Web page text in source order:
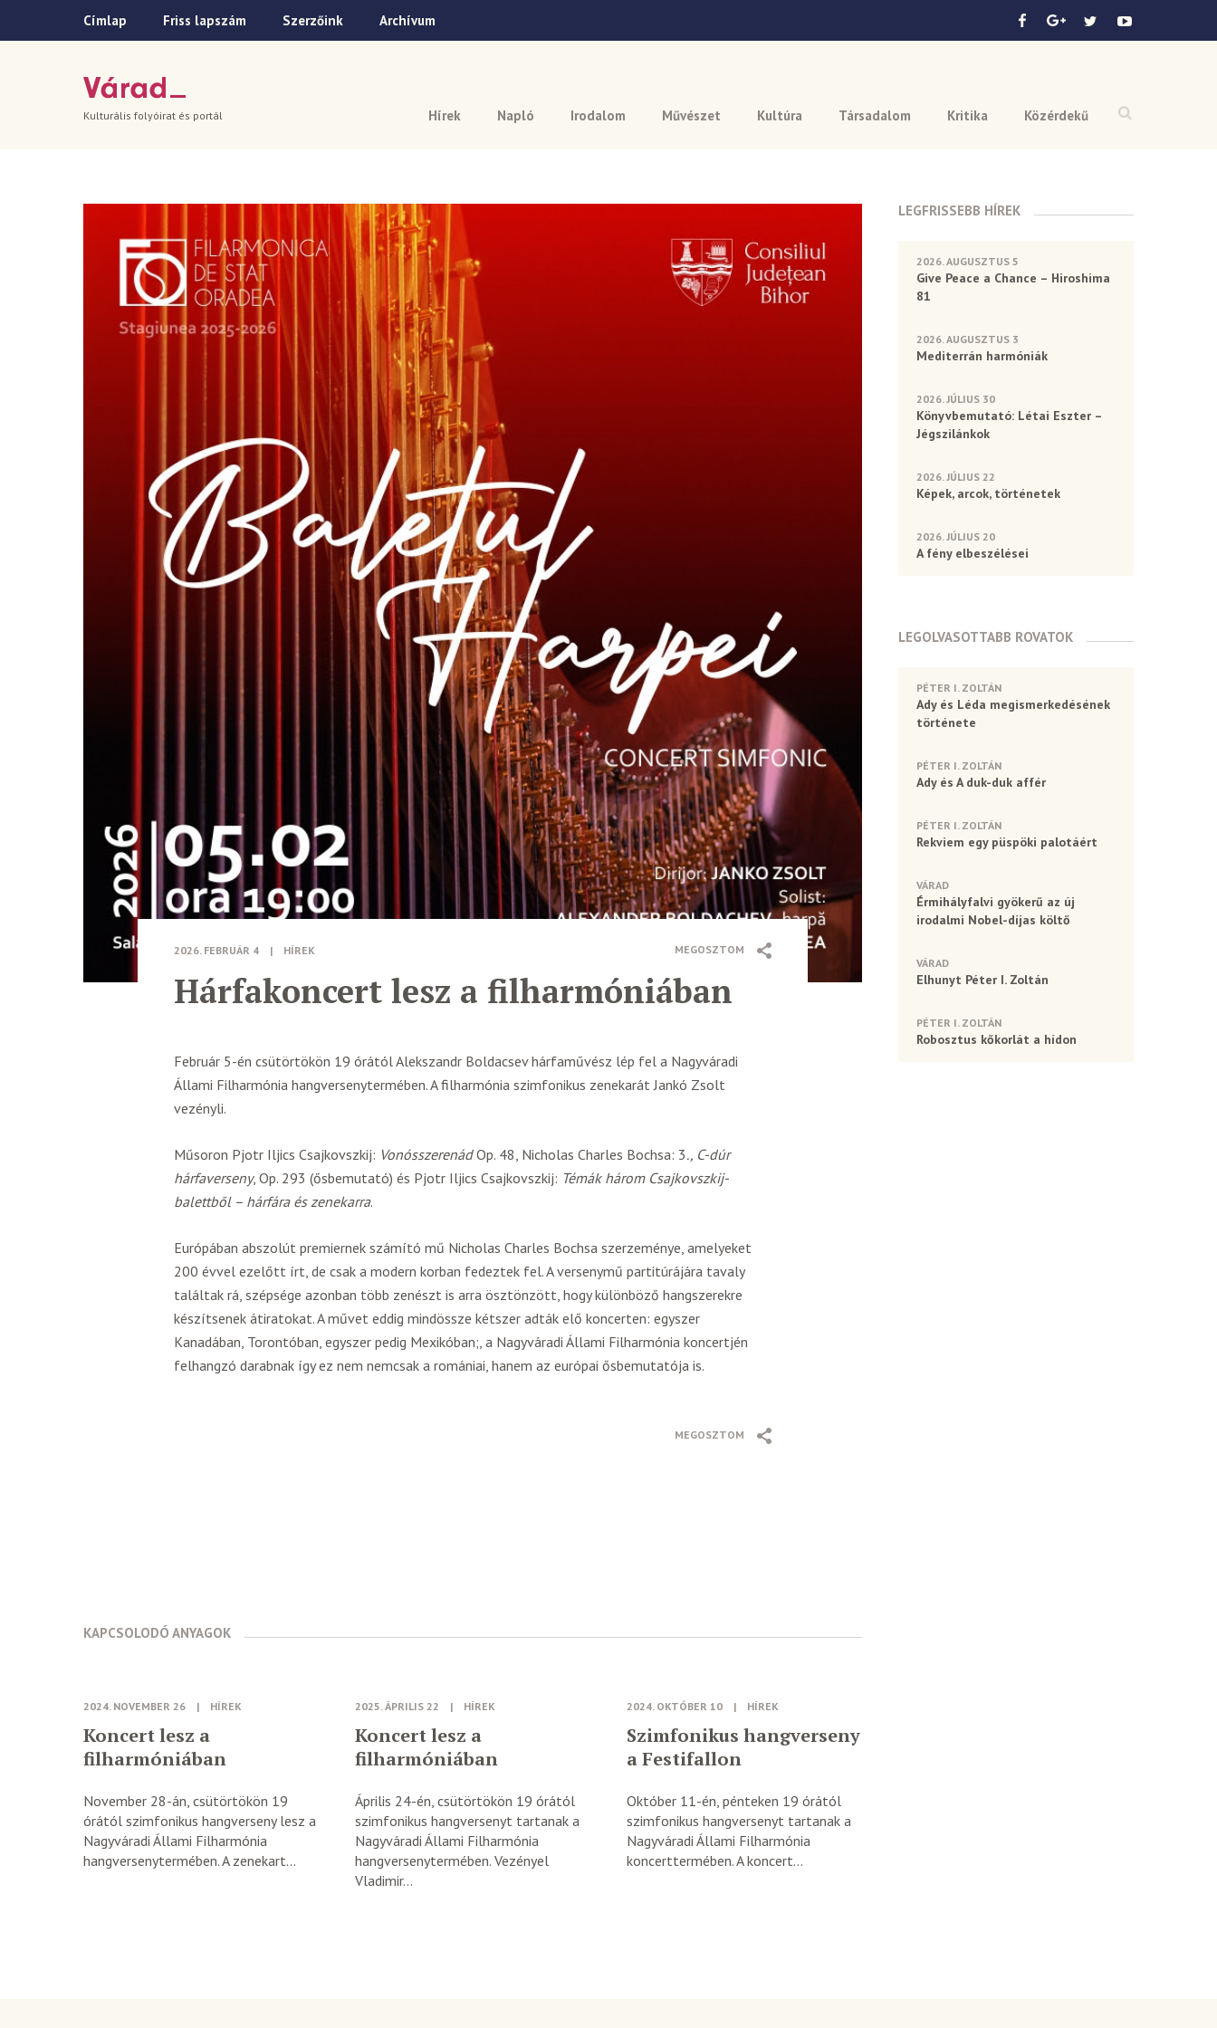
Címlap Friss lapszám Szerzőink Archívum
Hírek Napló Irodalom Művészet Kultúra Társadalom Kritika Közérdekű
Kulturális folyóirat és portál
MEGOSZTOM
2026. FEBRUÁR 4 | HÍREK
Hárfakoncert lesz a filharmóniában
Február 5-én csütörtökön 19 órától Alekszandr Boldacsev hárfaművész lép fel a Nagyváradi
Állami Filharmónia hangversenytermében. A filharmónia szimfonikus zenekarát Jankó Zsolt
vezényli.
Műsoron Pjotr Iljics Csajkovszkij: VonósszerenádOp. 48, Nicholas Charles Bochsa: 3., C-dúr
hárfaverseny, Op. 293 (ősbemutató) és Pjotr Iljics Csajkovszkij: Témák három Csajkovszkij-
balettből – hárfára és zenekarra.
Európában abszolút premiernek számító mű Nicholas Charles Bochsa szerzeménye, amelyeket
200 évvel ezelőtt írt, de csak a modern korban fedeztek fel. A versenymű partitúrájára tavaly
találtak rá, szépsége azonban több zenészt is arra ösztönzött, hogy különböző hangszerekre
készítsenek átiratokat. A művet eddig mindössze kétszer adták elő koncerten: egyszer
Kanadában, Torontóban, egyszer pedig Mexikóban;, a Nagyváradi Állami Filharmónia koncertjén
felhangzó darabnak így ez nem nemcsak a romániai, hanem az európai ősbemutatója is.
MEGOSZTOM
KAPCSOLODÓ ANYAGOK
2024. NOVEMBER 26 | HÍREK
Koncert lesz a
filharmóniában
November 28-án, csütörtökön 19
órától szimfonikus hangverseny lesz a
Nagyváradi Állami Filharmónia
hangversenytermében. A zenekart...
2025. ÁPRILIS 22 | HÍREK
Koncert lesz a
filharmóniában
Április 24-én, csütörtökön 19 órától
szimfonikus hangversenyt tartanak a
Nagyváradi Állami Filharmónia
hangversenytermében. Vezényel
Vladimir...
2024. OKTÓBER 10 | HÍREK
Szimfonikus hangverseny
a Festifallon
Október 11-én, pénteken 19 órától
szimfonikus hangversenyt tartanak a
Nagyváradi Állami Filharmónia
koncerttermében. A koncert...
LEGFRISSEBB HÍREK
2026. AUGUSZTUS 5
Give Peace a Chance – Hiroshima
81
2026. AUGUSZTUS 3
Mediterrán harmóniák
2026. JÚLIUS 30
Könyvbemutató: Létai Eszter –
Jégszilánkok
2026. JÚLIUS 22
Képek, arcok, történetek
2026. JÚLIUS 20
A fény elbeszélései
LEGOLVASOTTABB ROVATOK
PÉTER I. ZOLTÁN
Ady és Léda megismerkedésének
története
PÉTER I. ZOLTÁN
Ady és A duk-duk affér
PÉTER I. ZOLTÁN
Rekviem egy püspöki palotáért
VÁRAD
Érmihályfalvi gyökerű az új
irodalmi Nobel-díjas költő
VÁRAD
Elhunyt Péter I. Zoltán
PÉTER I. ZOLTÁN
Robosztus kőkorlát a hídon